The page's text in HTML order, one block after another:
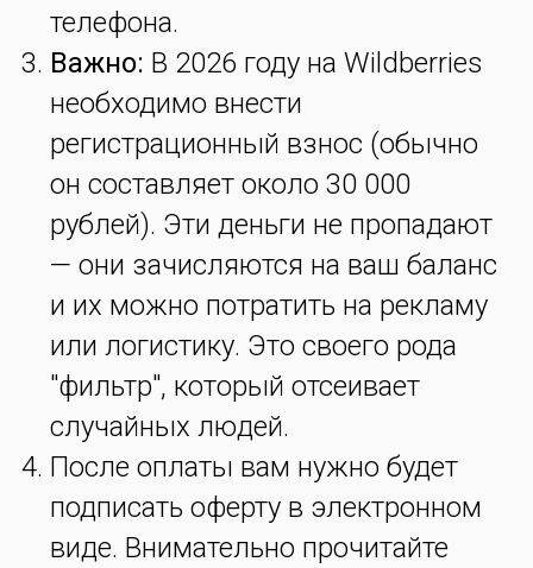
телефона.
Важно: В 2026 году на Wildberries
необходимо внести
регистрационный взнос (обычно
он составляет около 30 000
рублей). Эти деньги не пропадают
— они зачисляются на ваш баланс
и их можно потратить на рекламу
или логистику. Это своего рода
"фильтр", который отсеивает
случайных людей.
После оплаты вам нужно будет
подписать оферту в электронном
виде. Внимательно прочитайте